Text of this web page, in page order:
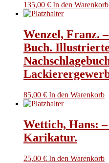
135,00 € In den Warenkorb
Wenzel, Franz.
Buch.
85,00 € In den Warenkorb
Wettich, Hans:
Karikatur.
25,00 € In den Warenkorb